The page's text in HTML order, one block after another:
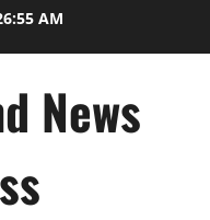
AM
News